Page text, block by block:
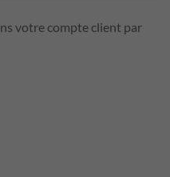
votre compte client par